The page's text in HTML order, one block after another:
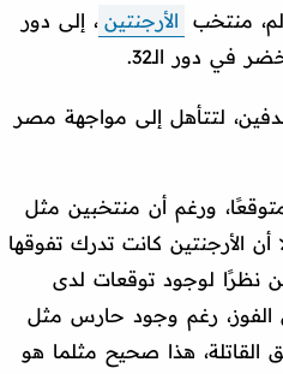
منتخب الأرجنتين ، إلى دور
لتتأهل إلى مواجهة مصر
ورغم أن منتخبين مثل
الأرجنتين كانت تدرك تفوقها
نظرًا لوجود توقعات لدى
120 دقيقة من أجل تحقيق الفوز، رغم وجود حارس مثل
القاتلة، هذا صحيح مثلما هو